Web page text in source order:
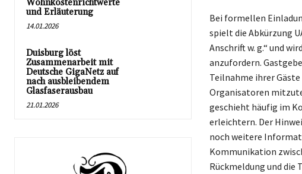
Wohnkostenrichtwerte
und Erläuterung
14.01.2026
Duisburg löst
Zusammenarbeit mit
Deutsche GigaNetz auf
nach ausbleibendem
Glasfaserausbau
21.01.2026
Bei formellen
spielt die Abkürzung
Anschrift w. g.“ und
anzufordern.
Teilnahme ihrer
Organisatoren
geschieht häufig im
erleichtern. Der
noch weitere
Kommunikation
Rückmeldung und die